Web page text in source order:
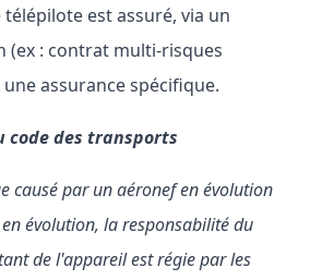
télépilote est assuré, via un
(ex : contrat multi-risques
assurance spécifique.
code des transports
causé par un aéronef en évolution
évolution, la responsabilité du
de l'appareil est régie par les